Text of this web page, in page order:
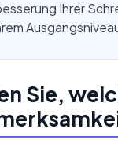
Ihrer
Sie,